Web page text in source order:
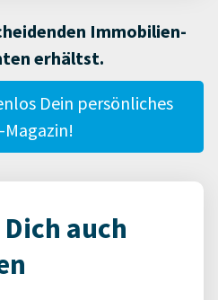
Immobilien-
erhältst.
Dein persönliches
Magazin!
auch